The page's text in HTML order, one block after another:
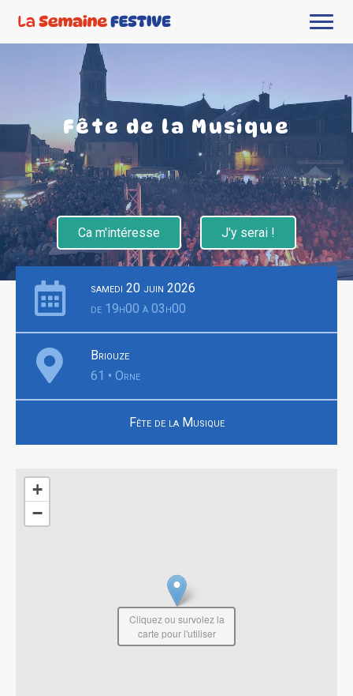
Fête de la Musique
Ca m'intéresse J'y serai !
samedi 20 juin 2026
de 19h00 à 03h00
Briouze
61 • Orne
Fête de la Musique
+
−
Cliquez ou survolez la
carte pour l'utiliser